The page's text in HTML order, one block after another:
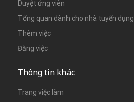
Duyệt ứng viên
Tổng quan dành cho nhà tuyển dụng
Thêm việc
Đăng việc
Thông tin khác
Trang việc làm